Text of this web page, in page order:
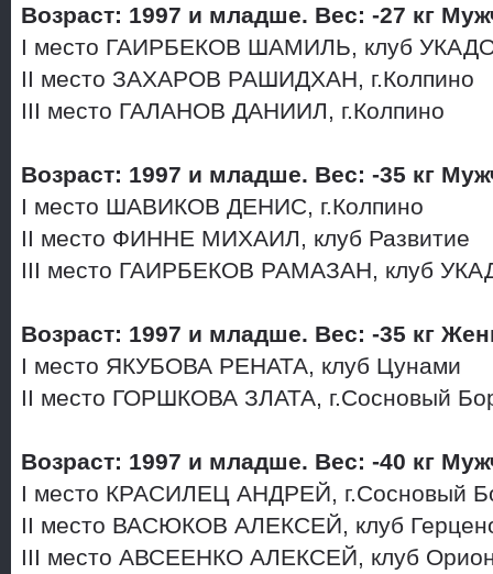
Возраст: 1997 и младше. Вес: -27 кг
I место ГАИРБЕКОВ ШАМИЛЬ, клуб
II место ЗАХАРОВ РАШИДХАН, г.Колпино
III место ГАЛАНОВ ДАНИИЛ, г.Колпино
Возраст: 1997 и младше. Вес: -35 кг
I место ШАВИКОВ ДЕНИС, г.Колпино
II место ФИННЕ МИХАИЛ, клуб Развитие
III место ГАИРБЕКОВ РАМАЗАН, клуб
Возраст: 1997 и младше. Вес: -35 кг
I место ЯКУБОВА РЕНАТА, клуб Цунами
II место ГОРШКОВА ЗЛАТА, г.Сосновый
Возраст: 1997 и младше. Вес: -40 кг
I место КРАСИЛЕЦ АНДРЕЙ, г.Сосновый
II место ВАСЮКОВ АЛЕКСЕЙ, клуб
III место АВСЕЕНКО АЛЕКСЕЙ, клуб